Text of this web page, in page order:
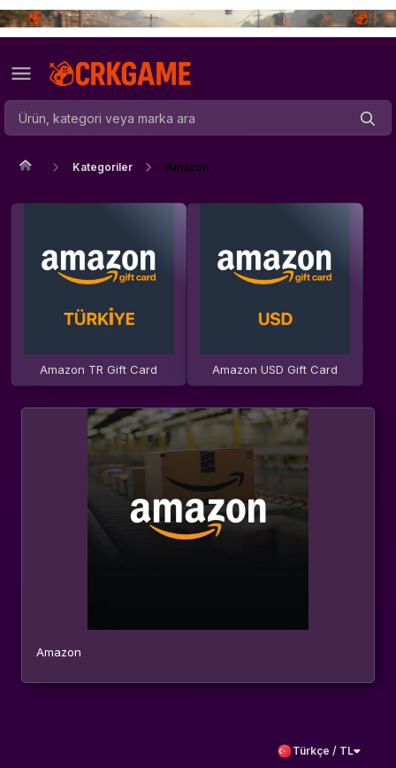
Kategoriler Amazon
Amazon TR Gift Card Amazon USD Gift Card
Amazon
Türkçe / TL